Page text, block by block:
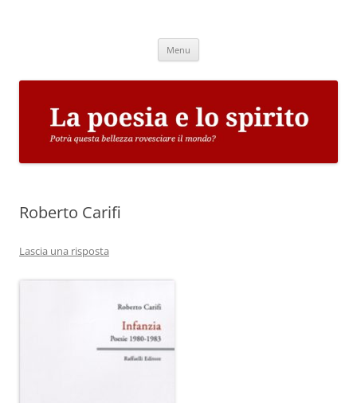
Menu
Roberto Carifi
Lascia una risposta